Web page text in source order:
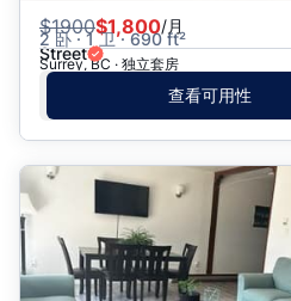
$1900$1,800/月
2 卧 · 1 卫 · 690 ft²
Street
Surrey, BC · 独立套房
查看可用性